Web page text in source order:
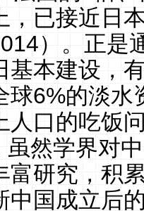
，已接近日
）。正是
基本建设，
球6%的淡水
人口的吃饭
虽然学界对
富研究，积
中国成立后